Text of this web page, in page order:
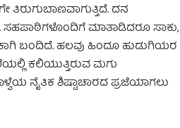
ತಿರುಗುಬಾಣವಾಗುತ್ತಿದೆ. ದನ
ಸಹಪಾಠಿಗಳೊಂದಿಗೆ ಮಾತಾಡಿದರೂ ಸಾಕು,
ಬಂದಿದೆ. ಹಲವು ಹಿಂದೂ ಹುಡುಗಿಯರ
ಕಲಿಯುತ್ತಿರುವ ಮಗು
ನೈತಿಕ ಶಿಷ್ಟಾಚಾರದ ಪ್ರಜೆಯಾಗಲು